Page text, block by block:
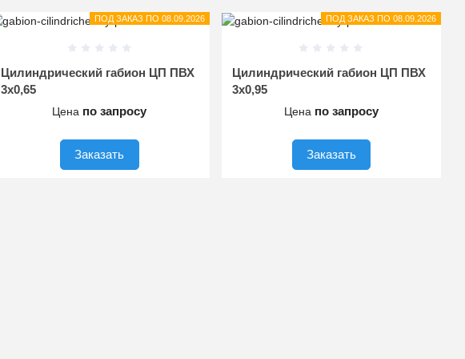
ПОД ЗАКАЗ ПО 08.09.2026
Цилиндрический габион ЦП ПВХ
3х0,65
Цена по запросу
Заказать
ПОД ЗАКАЗ ПО 08.09.2026
Цилиндрический габион ЦП ПВХ
3х0,95
Цена по запросу
Заказать